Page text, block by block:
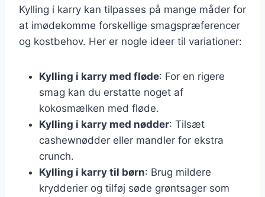
Kylling i karry kan tilpasses på mange måder for
at imødekomme forskellige smagspræferencer
og kostbehov. Her er nogle ideer til variationer:
Kylling i karry med fløde: For en rigere
smag kan du erstatte noget af
kokosmælken med fløde.
Kylling i karry med nødder: Tilsæt
cashewnødder eller mandler for ekstra
crunch.
Kylling i karry til børn: Brug mildere
krydderier og tilføj søde grøntsager som